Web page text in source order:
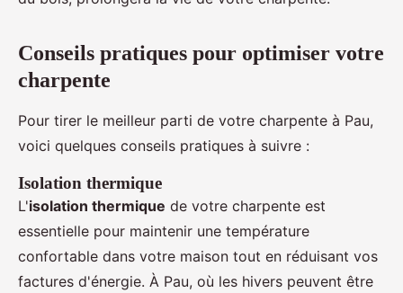
Conseils pratiques pour optimiser votre
charpente
Pour tirer le meilleur parti de votre charpente à Pau,
voici quelques conseils pratiques à suivre :
Isolation thermique
L'isolation thermique de votre charpente est
essentielle pour maintenir une température
confortable dans votre maison tout en réduisant vos
factures d'énergie. À Pau, où les hivers peuvent être